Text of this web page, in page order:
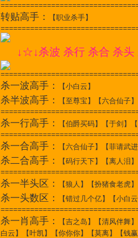
转贴高手：
【职业杀手】
↓☆↓杀波 杀行 杀合 杀
杀一波高手： 【小白云】
杀半波高手：
【至尊宝】【六合仙子
杀一行高手：
【伯爵买码】【于剑】
杀一合高手： 【六合仙子】【菲请武
杀二合高手：
【码行天下】【离人泪】
杀一半头区： 【狼人】【扮猪食老虎
杀一头数区：
【错过几个亿】【小白
杀一肖高手：
【吉之岛】【清风伴舞
白云】【叶凯】【你你你】【莫离】【钱